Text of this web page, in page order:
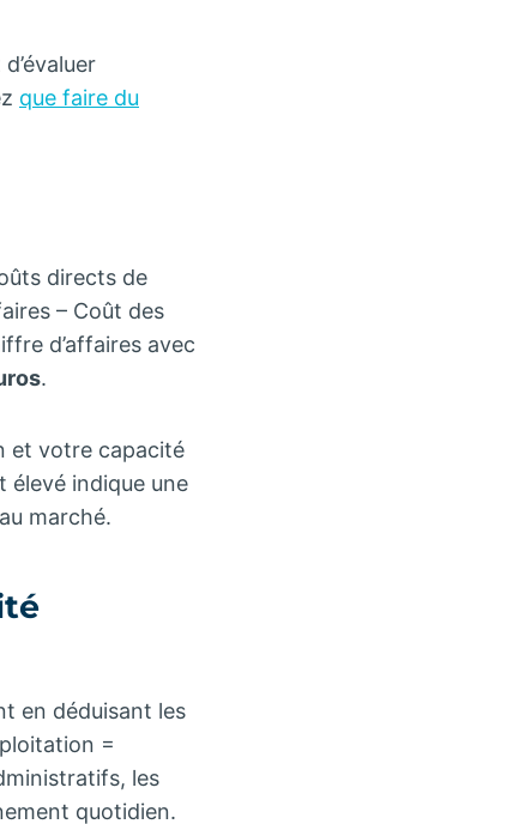
que faire du
directs de
– Coût des
d’affaires avec
.
et votre capacité
élevé indique une
marché.
en déduisant les
=
les
quotidien.